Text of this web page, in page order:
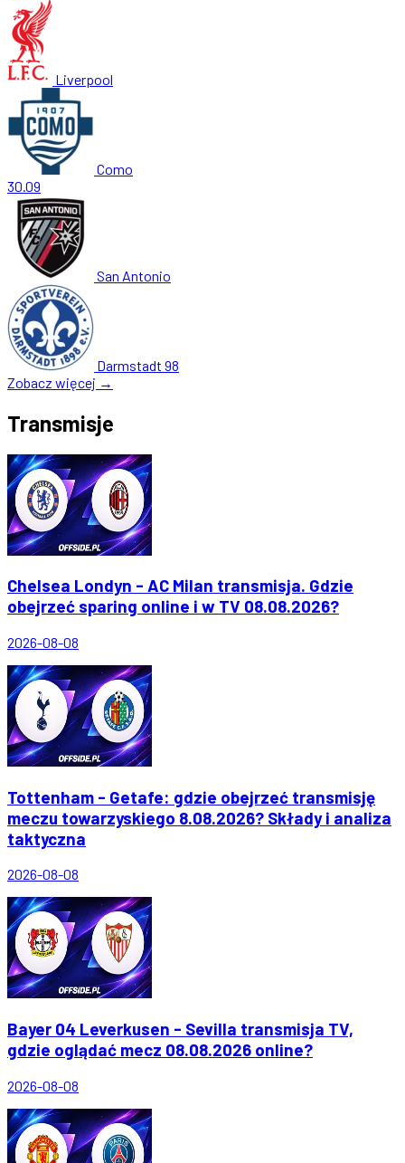
Liverpool
Como
30.09
San Antonio
Darmstadt 98
Zobacz więcej →
Transmisje
Chelsea Londyn - AC Milan transmisja. Gdzie
obejrzeć sparing online i w TV 08.08.2026?
2026-08-08
Tottenham - Getafe: gdzie obejrzeć transmisję
meczu towarzyskiego 8.08.2026? Składy i analiza
taktyczna
2026-08-08
Bayer 04 Leverkusen - Sevilla transmisja TV,
gdzie oglądać mecz 08.08.2026 online?
2026-08-08